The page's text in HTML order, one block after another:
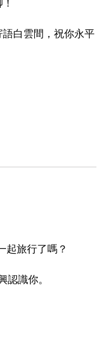
白雲間，祝你永平
起旅行了嗎？
識你。